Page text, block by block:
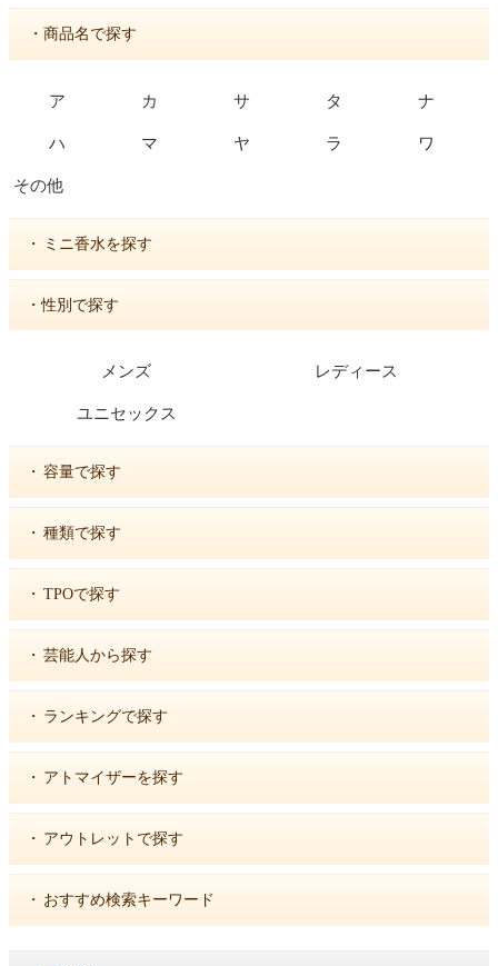
・商品名で探す
ア カ サ タ ナ
ハ マ ヤ ラ ワ
その他
・ ミニ香水を探す
・性別で探す
メンズ レディース
ユニセックス
・ 容量で探す
・ 種類で探す
・ TPOで探す
・ 芸能人から探す
・ ランキングで探す
・ アトマイザーを探す
・ アウトレットで探す
・ おすすめ検索キーワード